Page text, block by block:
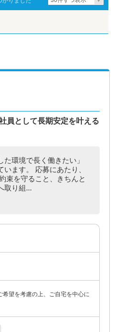
員として長期安定を叶える
た環境で長く働きたい」
ます。 応募にあたり、
束を守ること、きちんと
取り組...
望を考慮の上、ご自宅を中心に